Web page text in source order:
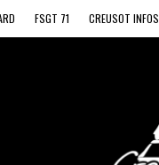
FSGT 71 CREUSOT INFOS